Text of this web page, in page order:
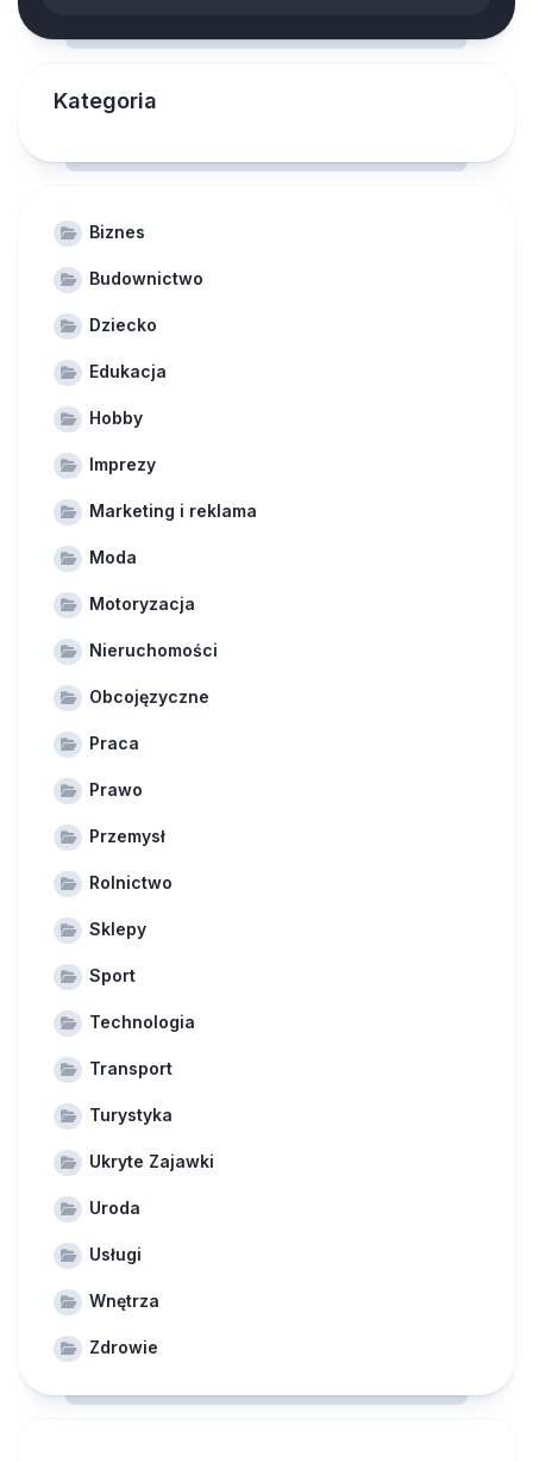
Kategoria
Biznes
Budownictwo
Dziecko
Edukacja
Hobby
Imprezy
Marketing i reklama
Moda
Motoryzacja
Nieruchomości
Obcojęzyczne
Praca
Prawo
Przemysł
Rolnictwo
Sklepy
Sport
Technologia
Transport
Turystyka
Ukryte Zajawki
Uroda
Usługi
Wnętrza
Zdrowie